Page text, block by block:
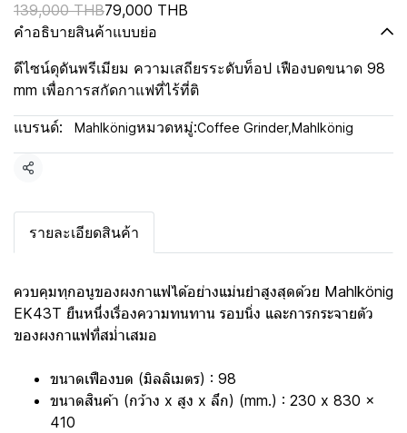
139,000 THB79,000 THB
คำอธิบายสินค้าแบบย่อ
ดีไซน์ดุดันพรีเมียม ความเสถียรระดับท็อป เฟืองบดขนาด 98
mm เพื่อการสกัดกาแฟที่ไร้ที่ติ
แบรนด์: Mahlkönigหมวดหมู่:Coffee Grinder,Mahlkönig
แชร์
รายละเอียดสินค้า
ควบคุมทุกอนูของผงกาแฟได้อย่างแม่นยำสูงสุดด้วย Mahlkönig
EK43T ยืนหนึ่งเรื่องความทนทาน รอบนิ่ง และการกระจายตัว
ของผงกาแฟที่สม่ำเสมอ
ขนาดเฟืองบด (มิลลิเมตร) : 98
ขนาดสินค้า (กว้าง x สูง x ลึก) (mm.) : 230 x 830 x
410